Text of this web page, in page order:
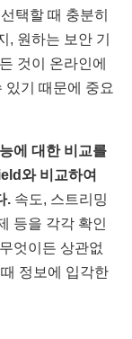
택할 때 충분히
, 원하는 보안 기
것이 온라인에
있기 때문에 중요
에 대한 비교를
와 비교하여
. 속도, 스트리밍
등을 각각 확인
엇이든 상관없
정보에 입각한